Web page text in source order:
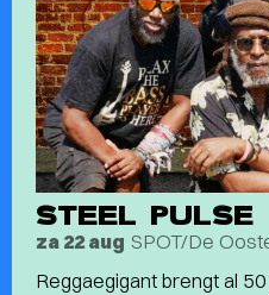
STEEL PULSE
za 22 aug SPOT/De
Reggaegigant brengt al